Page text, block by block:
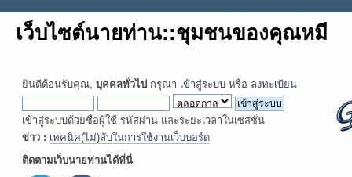
เว็บไซต์นายท่าน::ชุมชนของคุณหมี
ยินดีต้อนรับคุณ, บุคคลทั่วไป กรุณา เข้าสู่ระบบ หรือ ลงทะเบียน
เข้าสู่ระบบด้วยชื่อผู้ใช้ รหัสผ่าน และระยะเวลาในเซสชั่น
ข่าว : เทคนิค(ไม่)ลับในการใช้งานเว็บบอร์ด
ติดตามเว็บนายท่านได้ที่นี่